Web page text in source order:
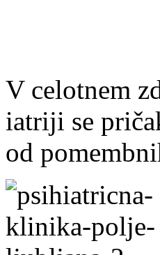
V celotnem
iatriji se
od